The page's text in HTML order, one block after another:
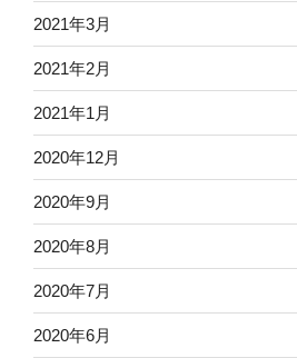
2021年3月
2021年2月
2021年1月
2020年12月
2020年9月
2020年8月
2020年7月
2020年6月